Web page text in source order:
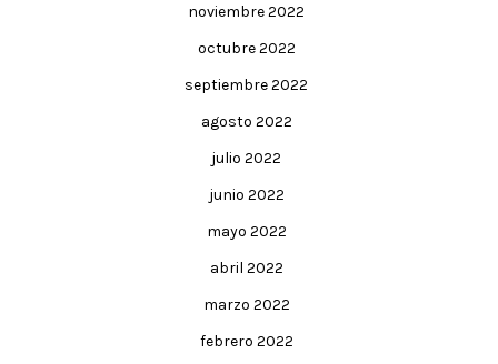
noviembre 2022
octubre 2022
septiembre 2022
agosto 2022
julio 2022
junio 2022
mayo 2022
abril 2022
marzo 2022
febrero 2022